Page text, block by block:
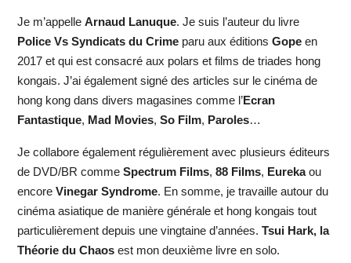
Je m’appelle Arnaud Lanuque. Je suis l’auteur du livre
Police Vs Syndicats du Crimeparu aux éditions Gopeen
2017 et qui est consacré aux polars et films de triades hong
kongais. J’ai également signé des articles sur le cinéma de
hong kong dans divers magasines comme l’Ecran
Fantastique, Mad Movies, So Film, Paroles…
Je collabore également régulièrement avec plusieurs éditeurs
de DVD/BR comme Spectrum Films, 88 Films, Eurekaou
encore Vinegar Syndrome. En somme, je travaille autour du
cinéma asiatique de manière générale et hong kongais tout
particulièrement depuis une vingtaine d’années. Tsui Hark, la
Théorie du Chaosest mon deuxième livre en solo.